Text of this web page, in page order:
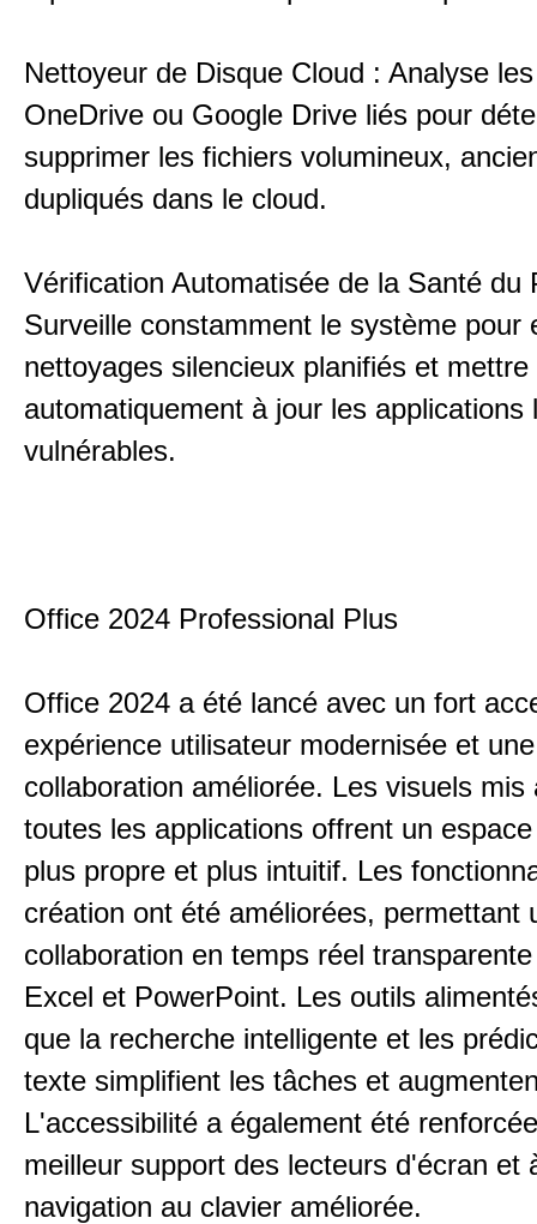
Nettoyeur de Disque Cloud : Analyse
OneDrive ou Google Drive liés pour
supprimer les fichiers volumineux,
dupliqués dans le cloud.
Vérification Automatisée de la Santé du
Surveille constamment le système pour
nettoyages silencieux planifiés et mettre
automatiquement à jour les applications
vulnérables.
Office 2024 Professional Plus
Office 2024 a été lancé avec un fort
expérience utilisateur modernisée et une
collaboration améliorée. Les visuels mis
toutes les applications offrent un
plus propre et plus intuitif. Les
création ont été améliorées, permettant
collaboration en temps réel
Excel et PowerPoint. Les outils
que la recherche intelligente et les
texte simplifient les tâches et
L'accessibilité a également été
meilleur support des lecteurs d'écran et
navigation au clavier améliorée.